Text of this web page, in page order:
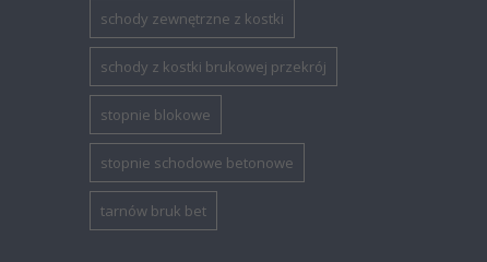
schody zewnętrzne z kostki
schody z kostki brukowej przekrój
stopnie blokowe
stopnie schodowe betonowe
tarnów bruk bet